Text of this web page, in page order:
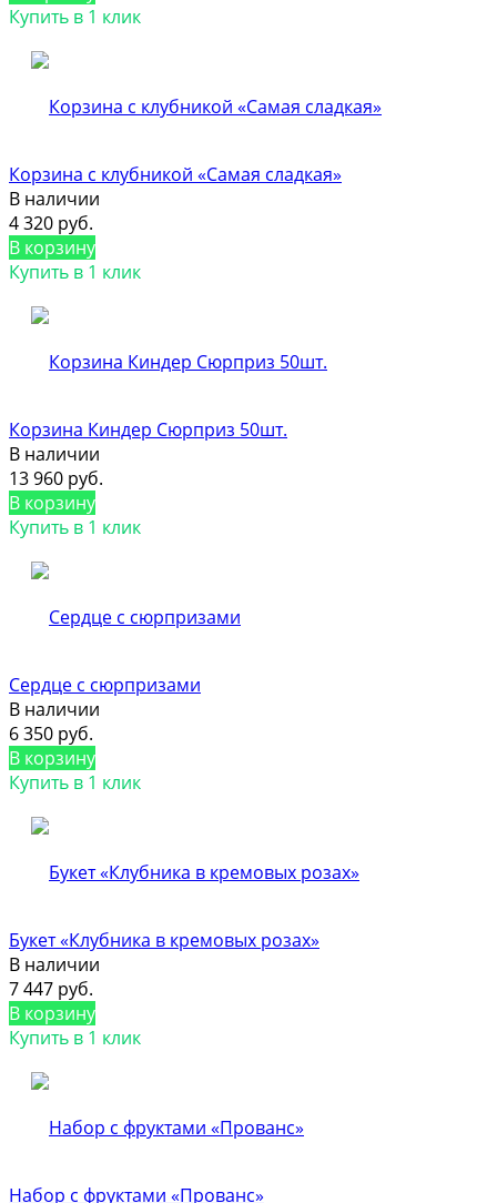
Купить в 1 клик
Корзина с клубникой «Самая сладкая»
В наличии
4 320 руб.
В корзину
Купить в 1 клик
Корзина Киндер Сюрприз 50шт.
В наличии
13 960 руб.
В корзину
Купить в 1 клик
Сердце с сюрпризами
В наличии
6 350 руб.
В корзину
Купить в 1 клик
Букет «Клубника в кремовых розах»
В наличии
7 447 руб.
В корзину
Купить в 1 клик
Набор с фруктами «Прованс»